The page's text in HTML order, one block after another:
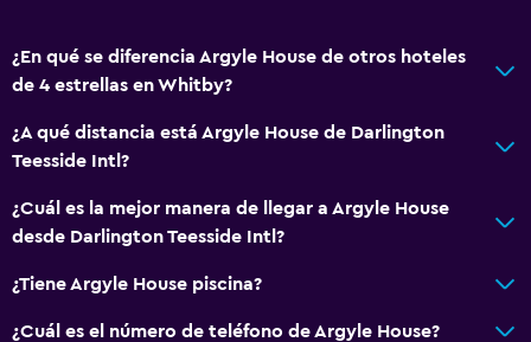
¿En qué se diferencia Argyle House de otros hoteles
de 4 estrellas en Whitby?
¿A qué distancia está Argyle House de Darlington
Teesside Intl?
¿Cuál es la mejor manera de llegar a Argyle House
desde Darlington Teesside Intl?
¿Tiene Argyle House piscina?
¿Cuál es el número de teléfono de Argyle House?